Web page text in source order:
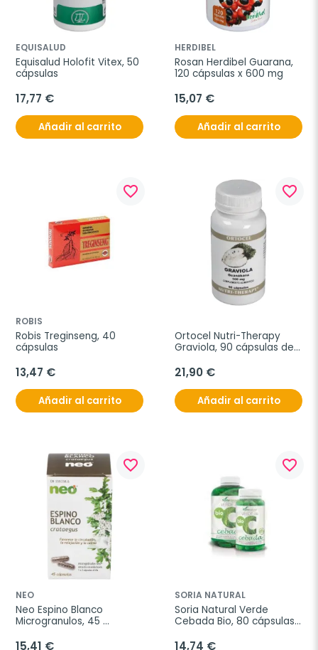
EQUISALUD
Equisalud Holofit Vitex, 50
cápsulas
17,77 €
Añadir al carrito
HERDIBEL
Rosan Herdibel Guarana,
120 cápsulas x 600 mg
15,07 €
Añadir al carrito
favorite_border
ROBIS
Robis Treginseng, 40
cápsulas
13,47 €
Añadir al carrito
favorite_border
Ortocel Nutri-Therapy
Graviola, 90 cápsulas de
21,90 €
Añadir al carrito
favorite_border
NEO
Neo Espino Blanco
Microgranulos, 45
15,41 €
favorite_border
SORIA NATURAL
Soria Natural Verde
Cebada Bio, 80 cápsulas
14,74 €